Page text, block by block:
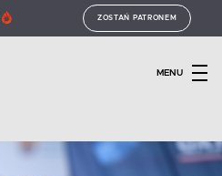
ZOSTAŃ PATRONEM
MENU